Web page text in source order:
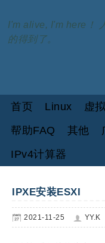
I'm alive, I'm here！
的得到了。
首页 Linux 虚
帮助FAQ
其他
IPv4计算器
IPXE安装ESXI
2021-11-25 YY.K